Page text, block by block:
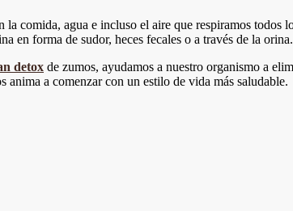
comida, agua e incluso el aire que respiramos todos
en forma de sudor, heces fecales o a través de la orina.
detox de zumos, ayudamos a nuestro organismo a
a comenzar con un estilo de vida más saludable.